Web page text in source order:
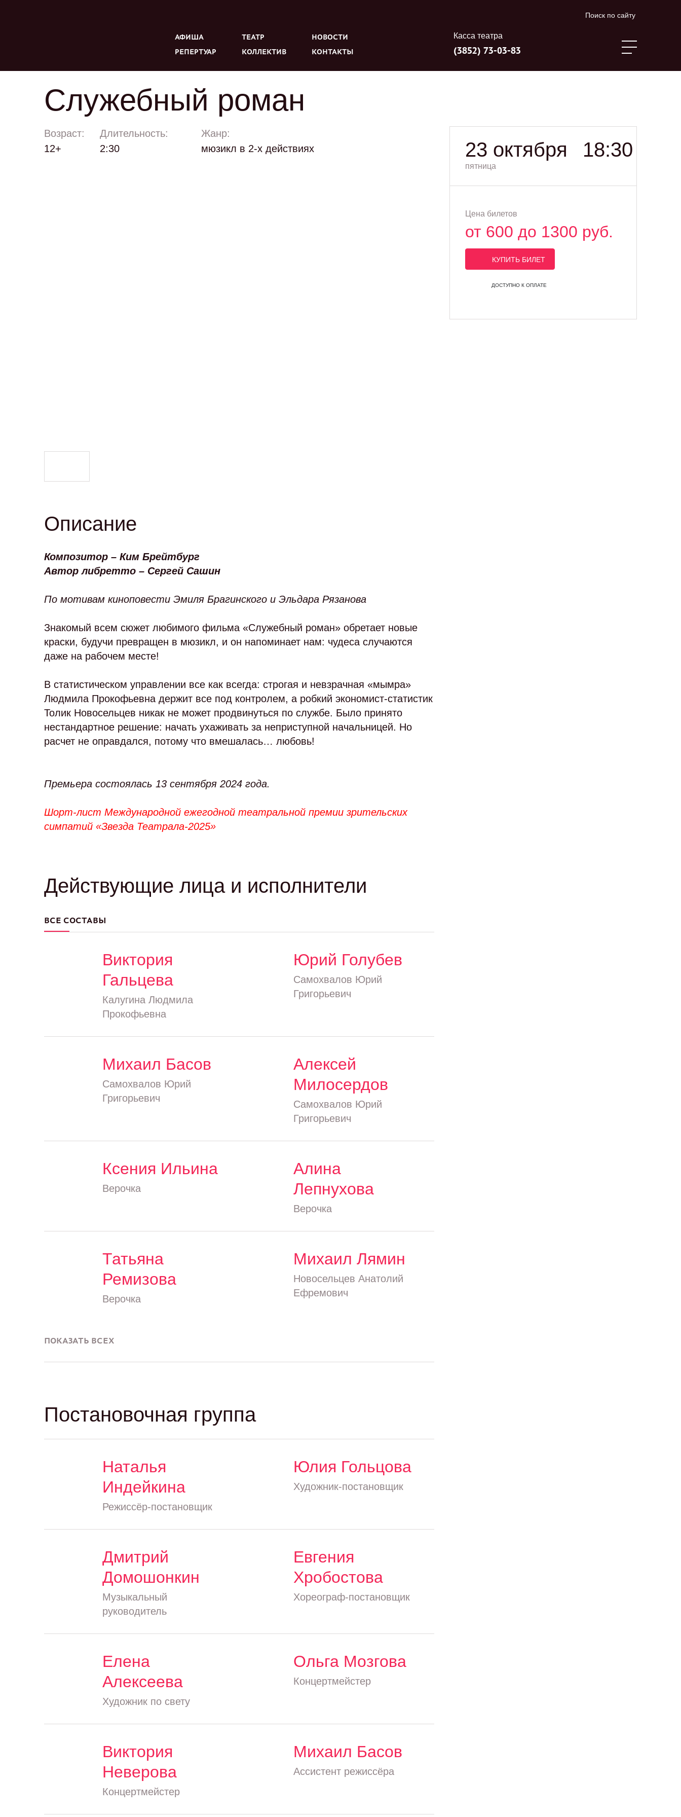
Поиск по сайту
АФИША
РЕПЕРТУАР
ТЕАТР
КОЛЛЕКТИВ
НОВОСТИ
КОНТАКТЫ
Касса театра
(3852) 73-03-83
Служебный роман
Возраст:
12+
Длительность:
2:30
Жанр:
мюзикл в 2-х действиях
Описание
Композитор – Ким Брейтбург
Автор либретто – Сергей Сашин
По мотивам киноповести Эмиля Брагинского и Эльдара Рязанова
Знакомый всем сюжет любимого фильма «Служебный роман» обретает новые
краски, будучи превращен в мюзикл, и он напоминает нам: чудеса случаются
даже на рабочем месте!
В статистическом управлении все как всегда: строгая и невзрачная «мымра»
Людмила Прокофьевна держит все под контролем, а робкий экономист-статистик
Толик Новосельцев никак не может продвинуться по службе. Было принято
нестандартное решение: начать ухаживать за неприступной начальницей. Но
расчет не оправдался, потому что вмешалась… любовь!
Премьера состоялась 13 сентября 2024 года.
Шорт-лист Международной ежегодной театральной премии зрительских
симпатий «Звезда Театрала-2025»
Действующие лица и исполнители
ВСЕ СОСТАВЫ
Виктория
Гальцева
Калугина Людмила
Прокофьевна
Юрий Голубев
Самохвалов Юрий
Григорьевич
Михаил Басов
Самохвалов Юрий
Григорьевич
Алексей
Милосердов
Самохвалов Юрий
Григорьевич
Ксения Ильина
Верочка
Алина
Лепнухова
Верочка
Татьяна
Ремизова
Верочка
Михаил Лямин
Новосельцев Анатолий
Ефремович
ПОКАЗАТЬ ВСЕХ
Постановочная группа
Наталья
Индейкина
Режиссёр-постановщик
Юлия Гольцова
Художник-постановщик
Дмитрий
Домошонкин
Музыкальный
руководитель
Евгения
Хробостова
Хореограф-постановщик
Елена
Алексеева
Художник по свету
Ольга Мозгова
Концертмейстер
Виктория
Неверова
Концертмейстер
Михаил Басов
Ассистент режиссёра
23 октября
пятница
18:30
Цена билетов
от 600 до 1300 руб.
КУПИТЬ БИЛЕТ
ДОСТУПНО К ОПЛАТЕ